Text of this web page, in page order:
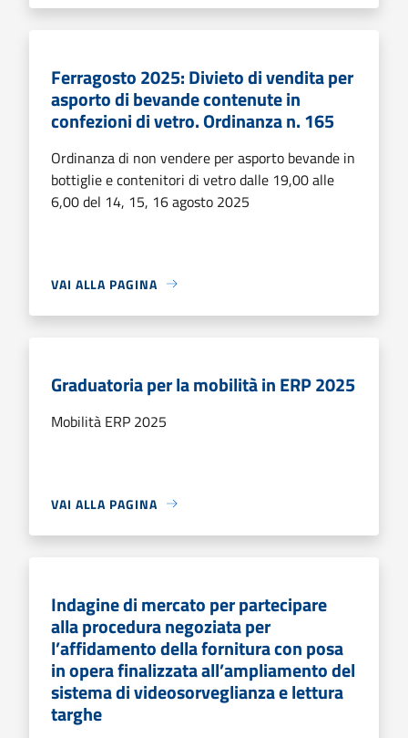
Ferragosto 2025: Divieto di vendita per
asporto di bevande contenute in
confezioni di vetro. Ordinanza n. 165
Ordinanza di non vendere per asporto bevande in
bottiglie e contenitori di vetro dalle 19,00 alle
6,00 del 14, 15, 16 agosto 2025
VAI ALLA PAGINA
Graduatoria per la mobilità in ERP 2025
Mobilità ERP 2025
VAI ALLA PAGINA
Indagine di mercato per partecipare
alla procedura negoziata per
l’affidamento della fornitura con posa
in opera finalizzata all’ampliamento del
sistema di videosorveglianza e lettura
targhe